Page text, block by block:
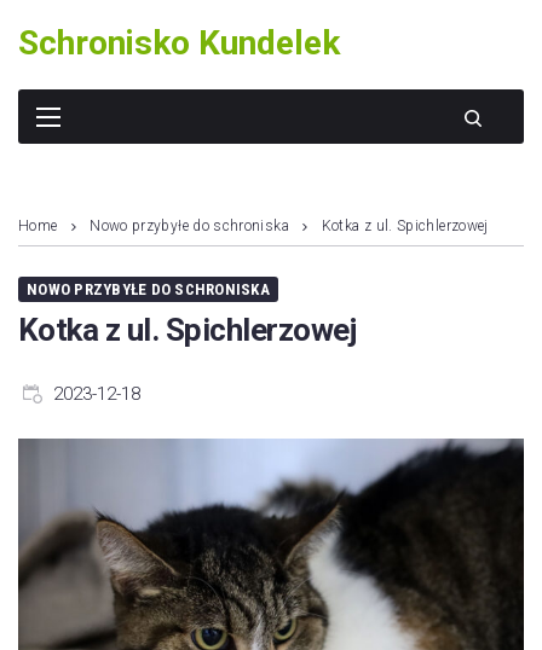
content
Schronisko Kundelek
Home Nowo przybyłe do schroniska Kotka z ul. Spichlerzowej
NOWO PRZYBYŁE DO SCHRONISKA
Kotka z ul. Spichlerzowej
2023-12-18